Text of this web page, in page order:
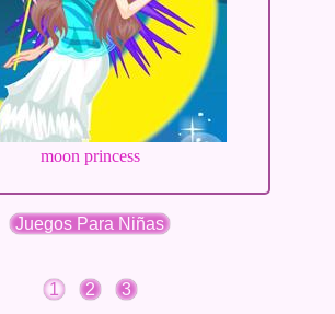
moon princess
Juegos Para Niñas
1 2 3